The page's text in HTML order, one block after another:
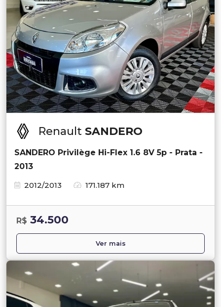
Renault SANDERO
SANDERO Privilège Hi-Flex 1.6 8V 5p - Prata -
2013
2012/2013
171.187 km
R$ 34.500
Ver mais